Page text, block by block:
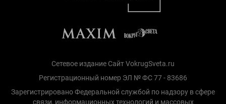
Сетевое издание Сайт VokrugSveta.ru
Регистрационный номер ЭЛ № ФС 77 - 83686
Зарегистрировано Федеральной службой по надзору в сфере
связи, информационных технологий и массовых